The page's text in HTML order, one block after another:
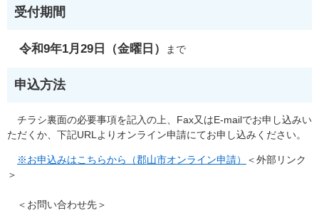
受付期間
令和9年1月29日（金曜日） まで
申込方法
チラシ裏面の必要事項を記入の上、Fax又はE-mailでお申し込みい
ただくか、下記URLよりオンライン申請にてお申し込みください。
※お申込みはこちらから（郡山市オンライン申請）
＜外部リンク
＞
＜お問い合わせ先＞